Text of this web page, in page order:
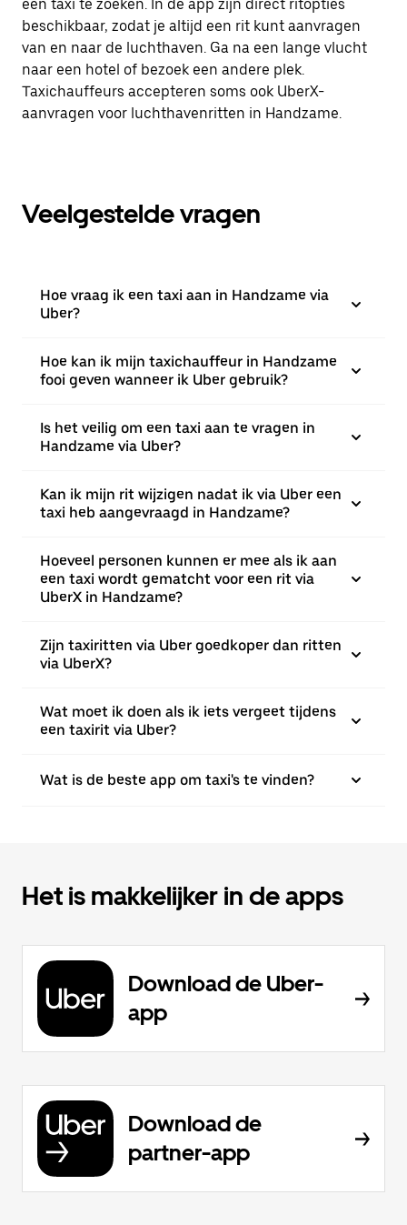
een taxi te zoeken. In de app zijn direct ritopties
beschikbaar, zodat je altijd een rit kunt aanvragen
van en naar de luchthaven. Ga na een lange vlucht
naar een hotel of bezoek een andere plek.
Taxichauffeurs accepteren soms ook UberX-
aanvragen voor luchthavenritten in Handzame.
Veelgestelde vragen
Hoe vraag ik een taxi aan in Handzame via
Uber?
Hoe kan ik mijn taxichauffeur in Handzame
fooi geven wanneer ik Uber gebruik?
Is het veilig om een taxi aan te vragen in
Handzame via Uber?
Kan ik mijn rit wijzigen nadat ik via Uber een
taxi heb aangevraagd in Handzame?
Hoeveel personen kunnen er mee als ik aan
een taxi wordt gematcht voor een rit via
UberX in Handzame?
Zijn taxiritten via Uber goedkoper dan ritten
via UberX?
Wat moet ik doen als ik iets vergeet tijdens
een taxirit via Uber?
Wat is de beste app om taxi's te vinden?
Het is makkelijker in de apps
Download de Uber-
app
Download de
partner-app